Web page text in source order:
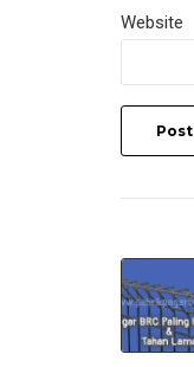
Website